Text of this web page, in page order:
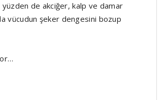
de akciğer, kalp ve damar
vücudun şeker dengesini bozup